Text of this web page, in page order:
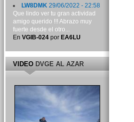
LW8DMK29/06/2022 - 22:58
Que lindo ver tu gran actividad
amigo querido !!! Abrazo muy
fuerte desde el otro...
En VGIB-024por EA6LU
VIDEODVGE AL AZAR